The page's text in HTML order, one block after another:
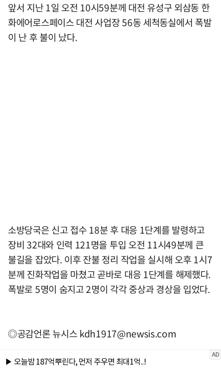
앞서 지난 1일 오전 10시59분께 대전 유성구 외삼동 한
화에어로스페이스 대전 사업장 56동 세척동실에서 폭발
이 난 후 불이 났다.
소방당국은 신고 접수 18분 후 대응 1단계를 발령하고
장비 32대와 인력 121명을 투입 오전 11시49분께 큰
불길을 잡았다. 이후 잔불 정리 작업을 실시해 오후 1시7
분께 진화작업을 마쳤고 곧바로 대응 1단계를 해제했다.
폭발로 5명이 숨지고 2명이 각각 중상과 경상을 입었다.
◎공감언론 뉴시스kdh1917@newsis.com